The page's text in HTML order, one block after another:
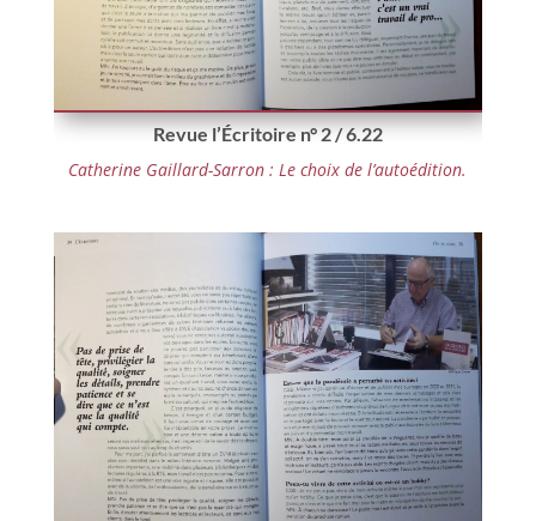
Revue l’Écritoire n° 2 / 6.22
Catherine Gaillard-Sarron : Le choix de l’autoédition.